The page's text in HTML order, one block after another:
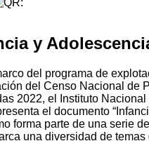
y
del programa de
del Censo Nacional de
2022, el Instituto Nacional
el documento
forma parte de una serie
una diversidad de